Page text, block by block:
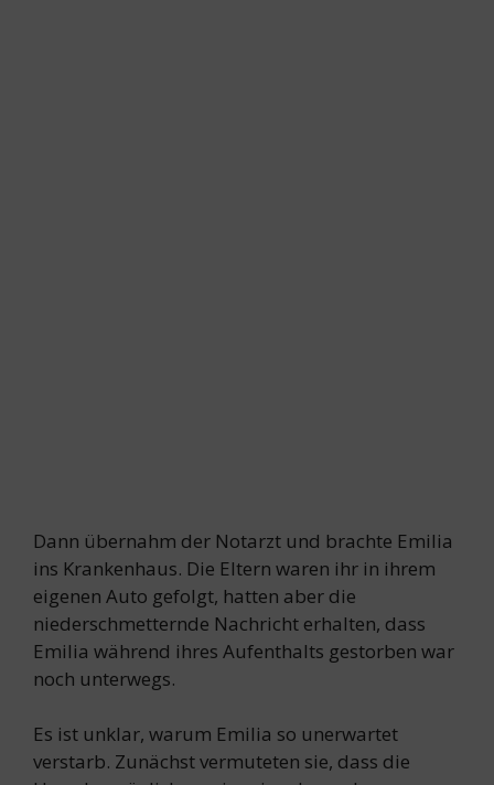
Dann übernahm der Notarzt und brachte Emilia
ins Krankenhaus. Die Eltern waren ihr in ihrem
eigenen Auto gefolgt, hatten aber die
niederschmetternde Nachricht erhalten, dass
Emilia während ihres Aufenthalts gestorben war
noch unterwegs.
Es ist unklar, warum Emilia so unerwartet
verstarb. Zunächst vermuteten sie, dass die